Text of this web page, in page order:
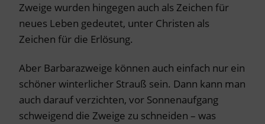
Zweige wurden hingegen auch als Zeichen für
neues Leben gedeutet, unter Christen als
Zeichen für die Erlösung.
Aber Barbarazweige können auch einfach nur ein
schöner winterlicher Strauß sein. Dann kann man
auch darauf verzichten, vor Sonnenaufgang
schweigend die Zweige zu schneiden – was